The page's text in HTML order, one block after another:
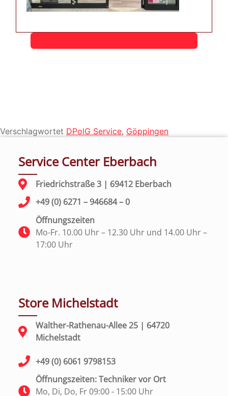
Verschlagwortet DPolG Service, Göppingen
Service Center Eberbach
Friedrichstraße 3 | 69412 Eberbach
+49 (0) 6271 – 946684 – 0
Öffnungszeiten
Mo-Fr. 10.00 Uhr – 12.30 Uhr und 14.00 Uhr –
17:00 Uhr
Store Michelstadt
Walther-Rathenau-Allee 25 | 64720
Michelstadt
+49 (0) 6061 9798153
Öffnungszeiten: Techniker vor Ort
Mo, Di, Do, Fr 09:00 - 15:00 Uhr